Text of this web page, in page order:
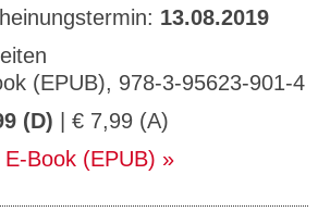
13.08.2019
(EPUB), 978-3-95623-901-4
(D) | € 7,99 (A)
Book (EPUB)